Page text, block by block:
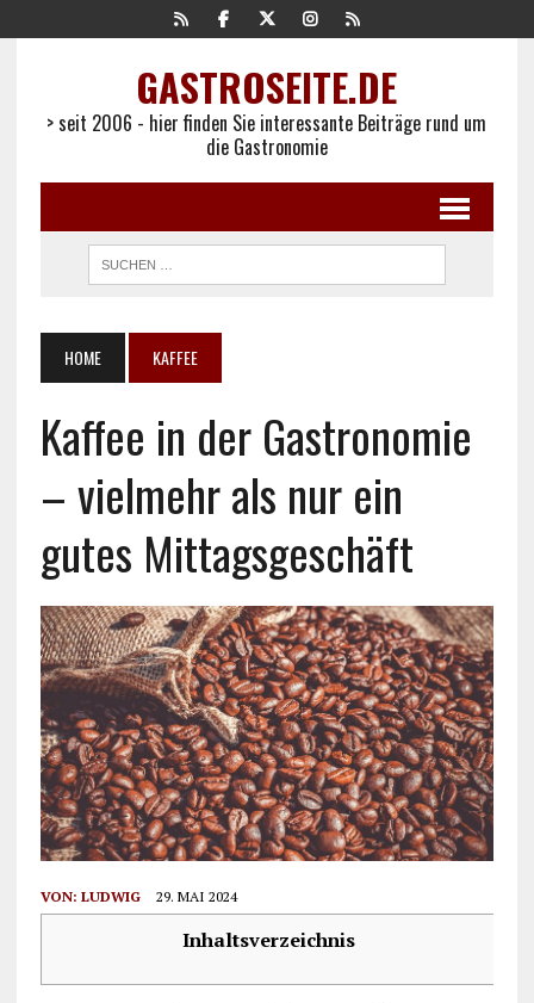
GASTROSEITE.DE
> seit 2006 - hier finden Sie interessante Beiträge rund um
die Gastronomie
HOME KAFFEE
Kaffee in der Gastronomie
– vielmehr als nur ein
gutes Mittagsgeschäft
VON: LUDWIG 29. MAI 2024
Inhaltsverzeichnis